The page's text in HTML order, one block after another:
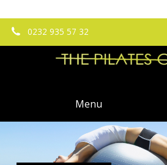
0232 935 57 32
Menu